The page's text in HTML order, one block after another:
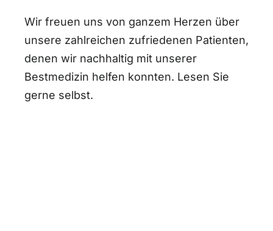
Wir freuen uns von ganzem Herzen über
unsere zahlreichen zufriedenen Patienten,
denen wir nachhaltig mit unserer
Bestmedizin helfen konnten. Lesen Sie
gerne selbst.